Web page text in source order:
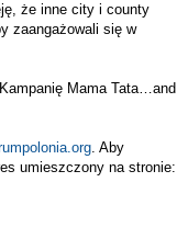
że inne city i county
zaangażowali się w
Mama Tata…and
. Aby
umieszczony na stronie: